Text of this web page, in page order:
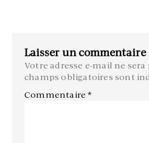
Laisser un commentaire
Votre adresse e-mail ne sera
champs obligatoires sont
Commentaire*